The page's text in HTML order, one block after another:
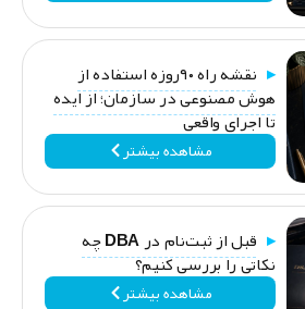
نقشه راه ۹۰روزه استفاده از
هوش مصنوعی در سازمان؛ از ایده
تا اجرای واقعی
مشاهده بیشتر
قبل از ثبت‌نام در DBA چه
نکاتی را بررسی کنیم؟
مشاهده بیشتر